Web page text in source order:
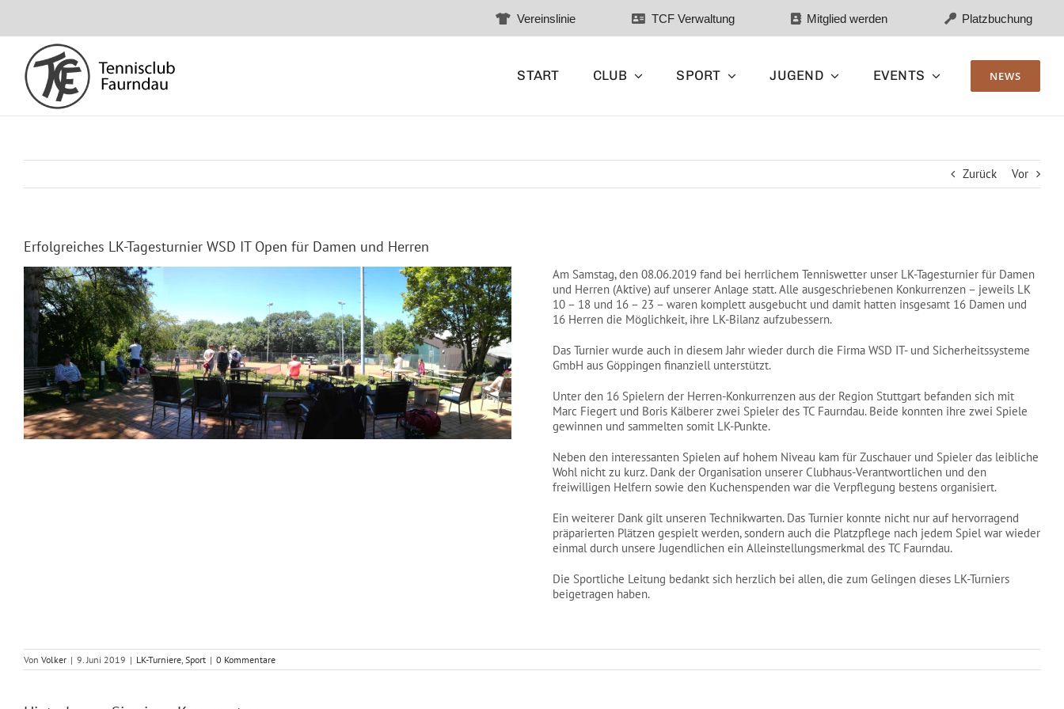
content
Vereinslinie TCF Verwaltung Mitglied werden Platzbuchung
START CLUB SPORT JUGEND EVENTS NEWS
Zurück Vor
Erfolgreiches LK-Tagesturnier WSD IT Open für Damen und Herren
Am Samstag, den 08.06.2019 fand bei herrlichem Tenniswetter unser LK-Tagesturnier für Damen
und Herren (Aktive) auf unserer Anlage statt. Alle ausgeschriebenen Konkurrenzen – jeweils LK
10 – 18 und 16 – 23 – waren komplett ausgebucht und damit hatten insgesamt 16 Damen und
16 Herren die Möglichkeit, ihre LK-Bilanz aufzubessern.
Das Turnier wurde auch in diesem Jahr wieder durch die Firma WSD IT- und Sicherheitssysteme
GmbH aus Göppingen finanziell unterstützt.
Unter den 16 Spielern der Herren-Konkurrenzen aus der Region Stuttgart befanden sich mit
Marc Fiegert und Boris Kälberer zwei Spieler des TC Faurndau. Beide konnten ihre zwei Spiele
gewinnen und sammelten somit LK-Punkte.
Neben den interessanten Spielen auf hohem Niveau kam für Zuschauer und Spieler das leibliche
Wohl nicht zu kurz. Dank der Organisation unserer Clubhaus-Verantwortlichen und den
freiwilligen Helfern sowie den Kuchenspenden war die Verpflegung bestens organisiert.
Ein weiterer Dank gilt unseren Technikwarten. Das Turnier konnte nicht nur auf hervorragend
präparierten Plätzen gespielt werden, sondern auch die Platzpflege nach jedem Spiel war wieder
einmal durch unsere Jugendlichen ein Alleinstellungsmerkmal des TC Faurndau.
Die Sportliche Leitung bedankt sich herzlich bei allen, die zum Gelingen dieses LK-Turniers
beigetragen haben.
Von Volker | 9. Juni 2019 | LK-Turniere, Sport | 0 Kommentare